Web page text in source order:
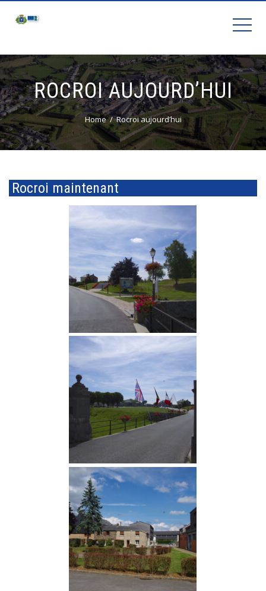
ROCROI AUJOURD’HUI
Home Rocroi aujourd’hui
Rocroi maintenant